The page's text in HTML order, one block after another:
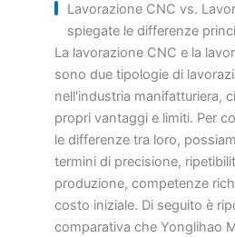
Lavorazione CNC vs.
spiegate le differenze
La lavorazione CNC e la
sono due tipologie di
nell'industria manifatturiera,
propri vantaggi e limiti. Per
le differenze tra loro,
termini di precisione,
produzione, competenze
costo iniziale. Di seguito è
comparativa che Yonglihao